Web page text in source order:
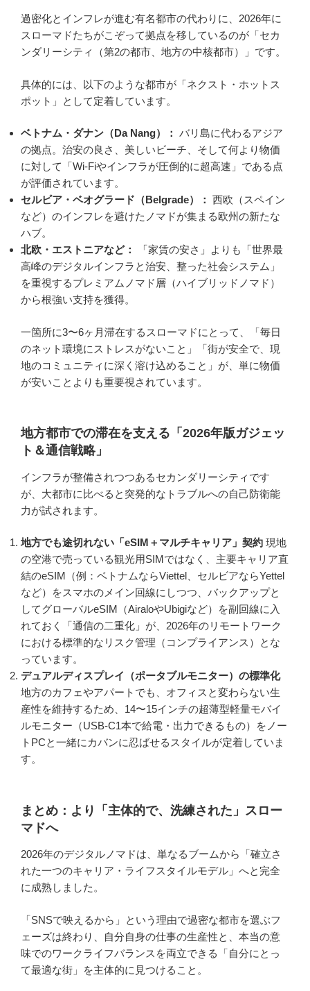
過密化とインフレが進む有名都市の代わりに、2026年に
スローマドたちがこぞって拠点を移しているのが「セカ
ンダリーシティ（第2の都市、地方の中核都市）」です。
具体的には、以下のような都市が「ネクスト・ホットス
ポット」として定着しています。
ベトナム・ダナン（Da Nang）： バリ島に代わるアジア
の拠点。治安の良さ、美しいビーチ、そして何より物価
に対して「Wi-Fiやインフラが圧倒的に超高速」である点
が評価されています。
セルビア・ベオグラード（Belgrade）： 西欧（スペイン
など）のインフレを避けたノマドが集まる欧州の新たな
ハブ。
北欧・エストニアなど：
「家賃の安さ」よりも「世界最
高峰のデジタルインフラと治安、整った社会システム」
を重視するプレミアムノマド層（ハイブリッドノマド）
から根強い支持を獲得。
一箇所に3〜6ヶ月滞在するスローマドにとって、「毎日
のネット環境にストレスがないこと」「街が安全で、現
地のコミュニティに深く溶け込めること」が、単に物価
が安いことよりも重要視されています。
地方都市での滞在を支える「2026年版ガジェッ
ト＆通信戦略」
インフラが整備されつつあるセカンダリーシティです
が、大都市に比べると突発的なトラブルへの自己防衛能
力が試されます。
地方でも途切れない「eSIM＋マルチキャリア」契約 現地
の空港で売っている観光用SIMではなく、主要キャリア直
結のeSIM（例：ベトナムならViettel、セルビアならYettel
など）をスマホのメイン回線にしつつ、バックアップと
してグローバルeSIM（AiraloやUbigiなど）を副回線に入
れておく「通信の二重化」が、2026年のリモートワーク
における標準的なリスク管理（コンプライアンス）とな
っています。
デュアルディスプレイ（ポータブルモニター）の標準化
地方のカフェやアパートでも、オフィスと変わらない生
産性を維持するため、14〜15インチの超薄型軽量モバイ
ルモニター（USB-C1本で給電・出力できるもの）をノー
トPCと一緒にカバンに忍ばせるスタイルが定着していま
す。
まとめ：より「主体的で、洗練された」スロー
マドへ
2026年のデジタルノマドは、単なるブームから「確立さ
れた一つのキャリア・ライフスタイルモデル」へと完全
に成熟しました。
「SNSで映えるから」という理由で過密な都市を選ぶフ
ェーズは終わり、自分自身の仕事の生産性と、本当の意
味でのワークライフバランスを両立できる「自分にとっ
て最適な街」を主体的に見つけること。